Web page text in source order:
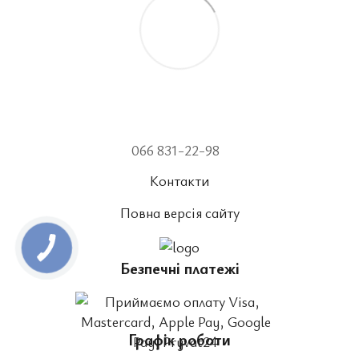
066 831-22-98
Контакти
Повна версія сайту
Безпечні платежі
Графік роботи